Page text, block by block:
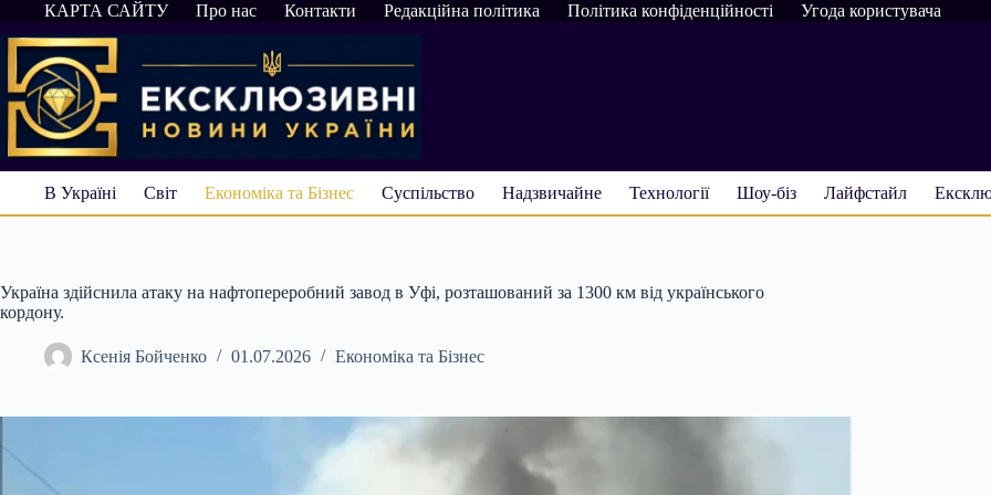
Перейти
до
вмісту
КАРТА САЙТУ Про нас Контакти Редакційна політика Політика конфіденційності Угода користувача
В Україні Світ Економіка та Бізнес Суспільство Надзвичайне Технології Шоу-біз Лайфстайл
Україна здійснила атаку на нафтопереробний завод в Уфі, розташований за 1300 км від українського
кордону.
Ксенія Бойченко 01.07.2026 Економіка та Бізнес